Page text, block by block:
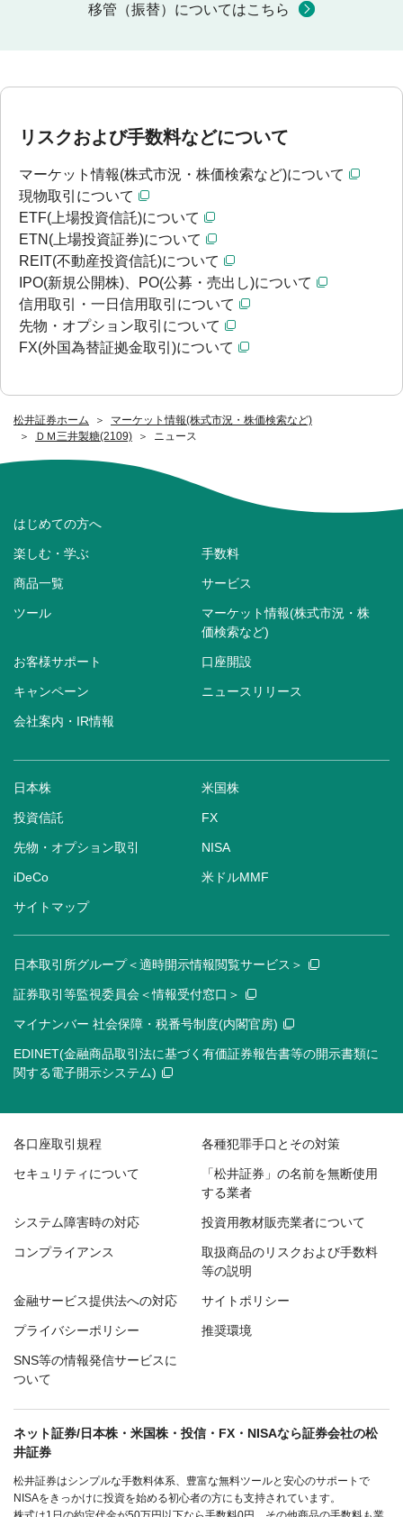
松井証券ホーム
マーケット情報(株式市況・株価検索など)
ＤＭ三井製糖(2109)
ニュース
移管（振替）についてはこちら
リスクおよび手数料などについて
マーケット情報(株式市況・株価検索など)について
現物取引について
ETF(上場投資信託)について
ETN(上場投資証券)について
REIT(不動産投資信託)について
IPO(新規公開株)、PO(公募・売出し)について
信用取引・一日信用取引について
先物・オプション取引について
FX(外国為替証拠金取引)について
はじめての方へ
楽しむ・学ぶ 手数料
商品一覧 サービス
ツール
マーケット情報(株式市況・株
価検索など)
お客様サポート 口座開設
キャンペーン ニュースリリース
会社案内・IR情報
日本株 米国株
投資信託 FX
先物・オプション取引 NISA
iDeCo 米ドルMMF
サイトマップ
日本取引所グループ＜適時開示情報閲覧サービス＞
証券取引等監視委員会＜情報受付窓口＞
マイナンバー 社会保障・税番号制度(内閣官房)
EDINET(金融商品取引法に基づく有価証券報告書等の開示書類に
関する電子開示システム)
各口座取引規程 各種犯罪手口とその対策
セキュリティについて
「松井証券」の名前を無断使用
する業者
システム障害時の対応 投資用教材販売業者について
コンプライアンス
取扱商品のリスクおよび手数料
等の説明
金融サービス提供法への対応 サイトポリシー
プライバシーポリシー 推奨環境
SNS等の情報発信サービスに
ついて
ネット証券/日本株・米国株・投信・FX・NISAなら証券会社の松
井証券
松井証券はシンプルな手数料体系、豊富な無料ツールと安心のサポートで
NISAをきっかけに投資を始める初心者の方にも支持されています。